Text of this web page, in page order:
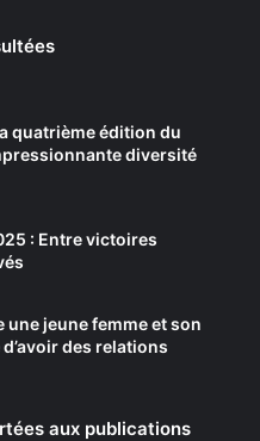
quatrième édition du
diversité
: Entre victoires
une jeune femme et son
des relations
aux publications